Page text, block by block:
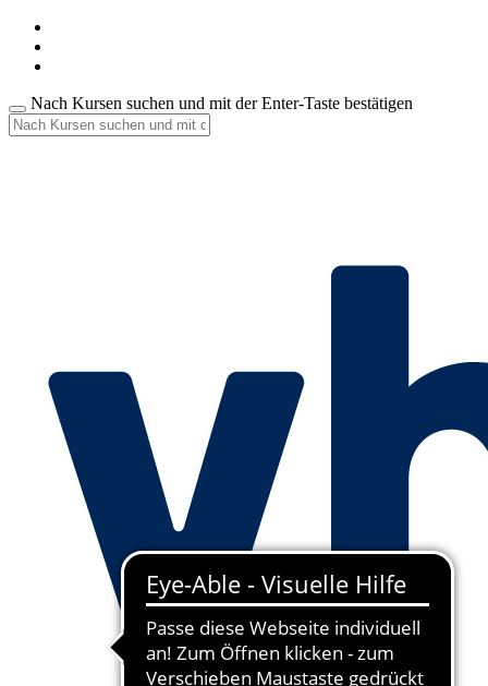
Nach Kursen suchen und mit der Enter-Taste bestätigen